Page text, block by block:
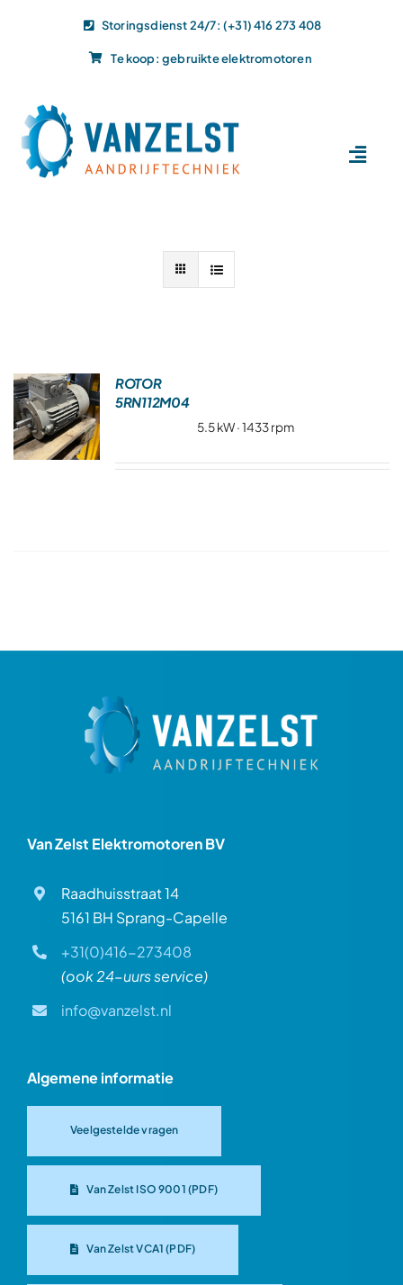
Storingsdienst 24/7: (+31) 416 273 408
Te koop: gebruikte elektromotoren
Dit leveren wij
Over ons
ROTOR
5RN112M04
5.5 kW · 1433 rpm
Van Zelst Elektromotoren BV
Raadhuisstraat 14
5161 BH Sprang-Capelle
+31(0)416-273408
(ook 24-uurs service)
info@vanzelst.nl
Algemene informatie
Veelgestelde vragen
Van Zelst ISO 9001 (PDF)
Van Zelst VCA1 (PDF)